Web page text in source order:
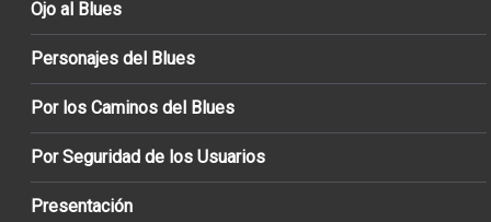
Ojo al Blues
Personajes del Blues
Por los Caminos del Blues
Por Seguridad de los Usuarios
Presentación